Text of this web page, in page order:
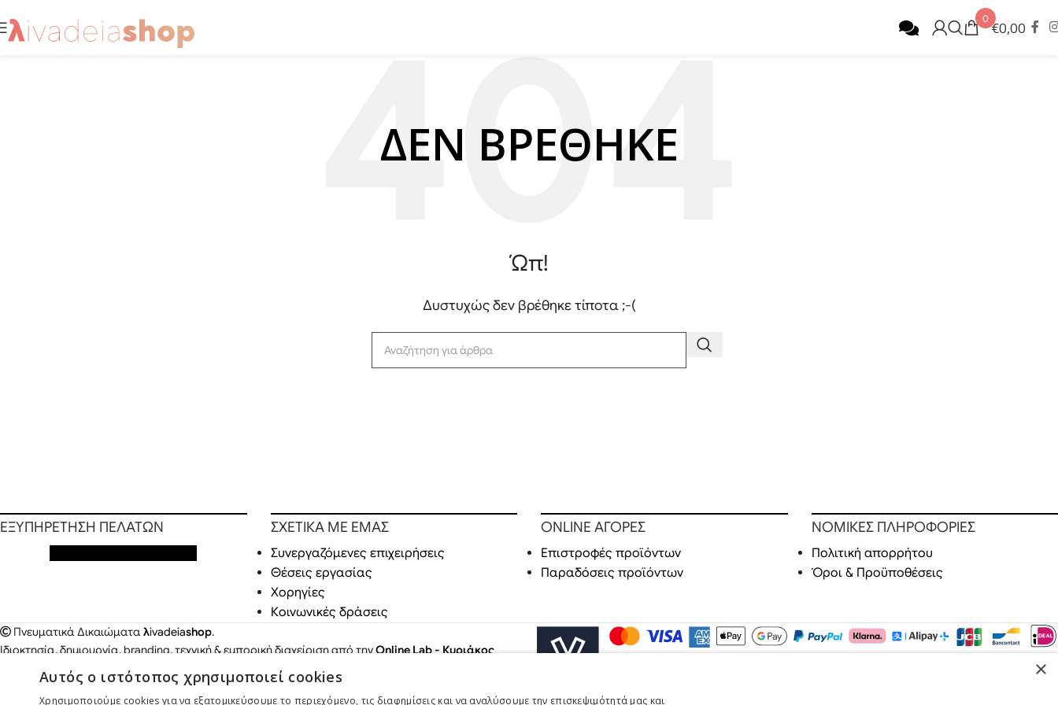
0 €0,00
ΔΕΝ ΒΡΕΘΗΚΕ
Ώπ!
Δυστυχώς δεν βρέθηκε τίποτα ;-(
ΕΞΥΠΗΡΕΤΗΣΗ ΠΕΛΑΤΩΝ ΣΧΕΤΙΚΑ ΜΕ ΕΜΑΣ
Συνεργαζόμενες επιχειρήσεις
Θέσεις εργασίας
Χορηγίες
Κοινωνικές δράσεις
ONLINE ΑΓΟΡΕΣ
Επιστροφές προϊόντων
Παραδόσεις προϊόντων
ΝΟΜΙΚΕΣ ΠΛΗΡΟΦΟΡΙΕΣ
Πολιτική απορρήτου
Όροι & Προϋποθέσεις
Πνευματικά Δικαιώματαλivadeiashop.
Ιδιοκτησία, δημιουργία, branding, τεχνική & εμπορική διαχείριση από τηνOnline Lab - Κυριάκος
Παπαδόπουλος
×
Αυτός ο ιστότοπος χρησιμοποιεί cookies
Χρησιμοποιούμε cookies για να εξατομικεύσουμε το περιεχόμενο, τις διαφημίσεις και να αναλύσουμε την επισκεψιμότητά μας και